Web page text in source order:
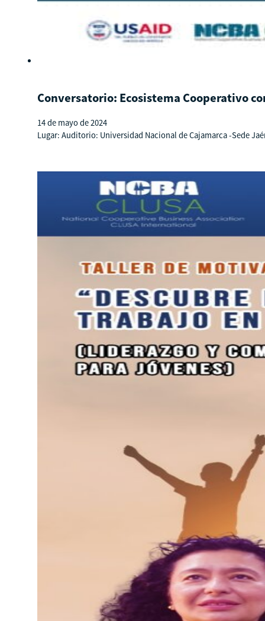
Conversatorio: Ecosistema Cooperativo
14 de mayo de 2024
Lugar: Auditorio: Universidad Nacional de Cajamarca -Sede